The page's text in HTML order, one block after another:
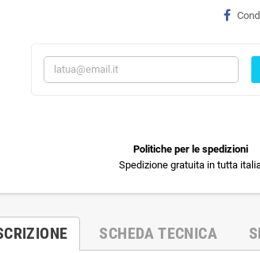
Politiche per le spedizioni
Spedizione gratuita in tutta
SCHEDA TECNICA